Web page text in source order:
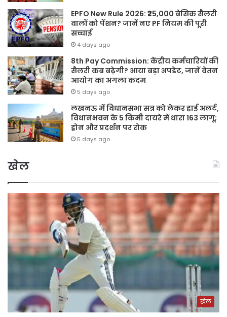
EPFO New Rule 2026: ₹25,000 बेसिक सैलरी
वालों को पेंशन? जानें नए PF नियम की पूरी
सच्चाई
4 days ago
8th Pay Commission: केंद्रीय कर्मचारियों की
सैलरी कब बढ़ेगी? आया बड़ा अपडेट, जानें वेतन
आयोग का अगला कदम
5 days ago
लखनऊ में विधानसभा सत्र को लेकर हाई अलर्ट,
विधानभवन के 5 किमी दायरे में धारा 163 लागू;
ड्रोन और प्रदर्शन पर रोक
5 days ago
खेल
खेल